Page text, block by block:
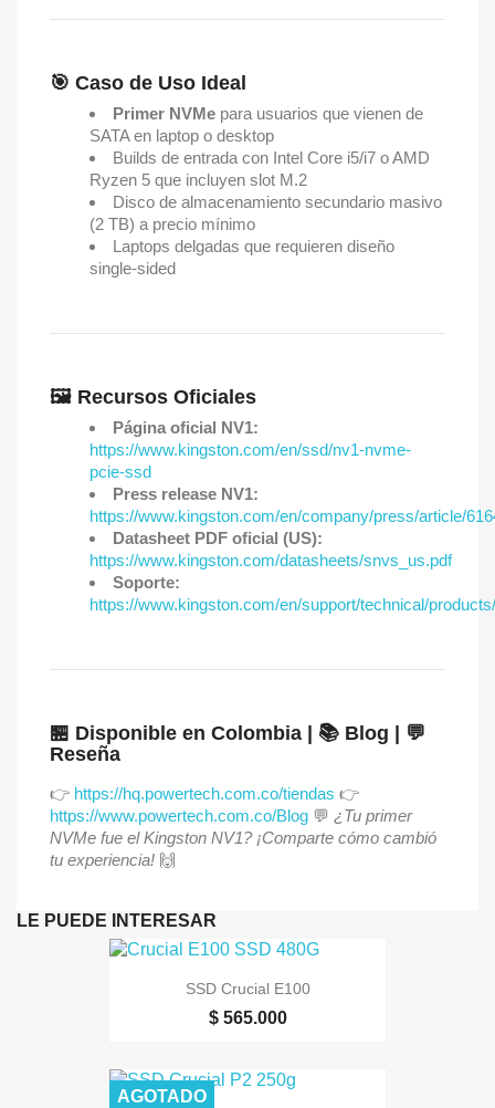
🎯 Caso de Uso Ideal
Primer NVMe para usuarios que vienen de
SATA en laptop o desktop
Builds de entrada con Intel Core i5/i7 o AMD
Ryzen 5 que incluyen slot M.2
Disco de almacenamiento secundario masivo
(2 TB) a precio mínimo
Laptops delgadas que requieren diseño
single-sided
🖼️ Recursos Oficiales
Página oficial NV1:
https://www.kingston.com/en/ssd/nv1-nvme-
pcie-ssd
Press release NV1:
https://www.kingston.com/en/company/press/article/
Datasheet PDF oficial (US):
https://www.kingston.com/datasheets/snvs_us.pdf
Soporte:
https://www.kingston.com/en/support/technical/
🏪 Disponible en Colombia | 📚 Blog | 💬
Reseña
👉 https://hq.powertech.com.co/tiendas 👉
https://www.powertech.com.co/Blog 💬 ¿Tu primer
NVMe fue el Kingston NV1? ¡Comparte cómo cambió
tu experiencia! 🙌
LE PUEDE INTERESAR
SSD Crucial E100
$ 565.000
AGOTADO